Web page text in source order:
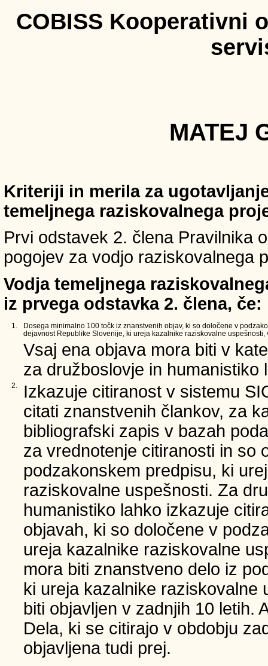
COBISS Kooperativni
MATEJ
Kriteriji in merila za
temeljnega raziskovalnega
Prvi odstavek 2. člena Pravilnika
pogojev za vodjo raziskovalnega
Vodja temeljnega
iz prvega odstavka 2. člena, če:
1.
Dosega minimalno 100 točk iz znanstvenih objav, ki so določene v
dejavnost Republike Slovenije, ki ureja kazalnike raziskovalne uspešnosti,
Vsaj ena objava mora biti v
za družboslovje in humanistiko
2.
Izkazuje citiranost v sistemu
citati znanstvenih člankov, za
bibliografski zapis v bazah
za vrednotenje citiranosti in so
podzakonskem predpisu, ki
raziskovalne uspešnosti. Za
humanistiko lahko izkazuje
objavah, ki so določene v
ureja kazalnike raziskovalne
mora biti znanstveno delo iz
ki ureja kazalnike raziskovalne
biti objavljen v zadnjih 10 letih.
Dela, ki se citirajo v obdobju
objavljena tudi prej.